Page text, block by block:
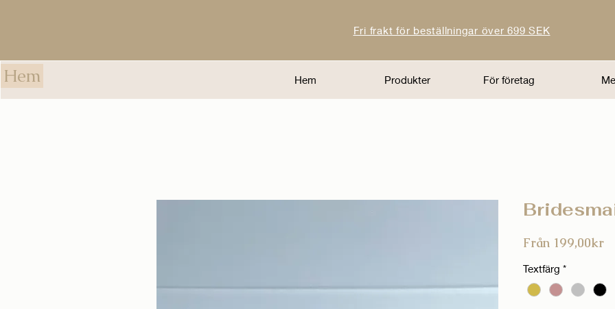
Fri frakt för beställningar över 699 SEK
Hem Hem Produkter För företag
Från 199,00kr
Textfärg *